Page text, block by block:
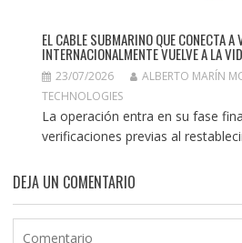
EL CABLE SUBMARINO QUE CONECTA A
INTERNACIONALMENTE VUELVE A LA
23/07/2026 ALBERTO MARÍN
TECHNOLOGIES
La operación entra en su fase
verificaciones previas al
DEJA UN COMENTARIO